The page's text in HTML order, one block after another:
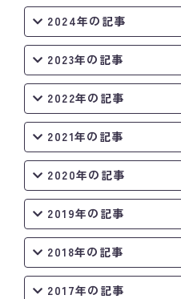
例会場・事務局の案内
リンク集
情報公開
入会のご案内
2024年の記事
2023年の記事
2022年の記事
2021年の記事
2020年の記事
2019年の記事
2018年の記事
2017年の記事